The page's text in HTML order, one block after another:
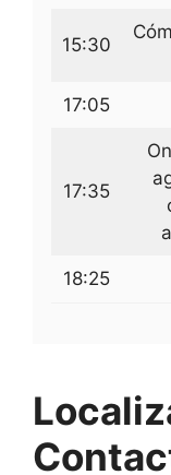
15:30
17:05
17:35
18:25